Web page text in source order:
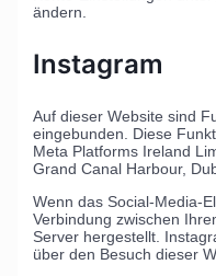
ändern.
Instagram
Auf dieser Website sind
eingebunden. Diese
Meta Platforms Ireland
Grand Canal Harbour,
Wenn das Social-Media-
Verbindung zwischen
Server hergestellt.
über den Besuch dieser